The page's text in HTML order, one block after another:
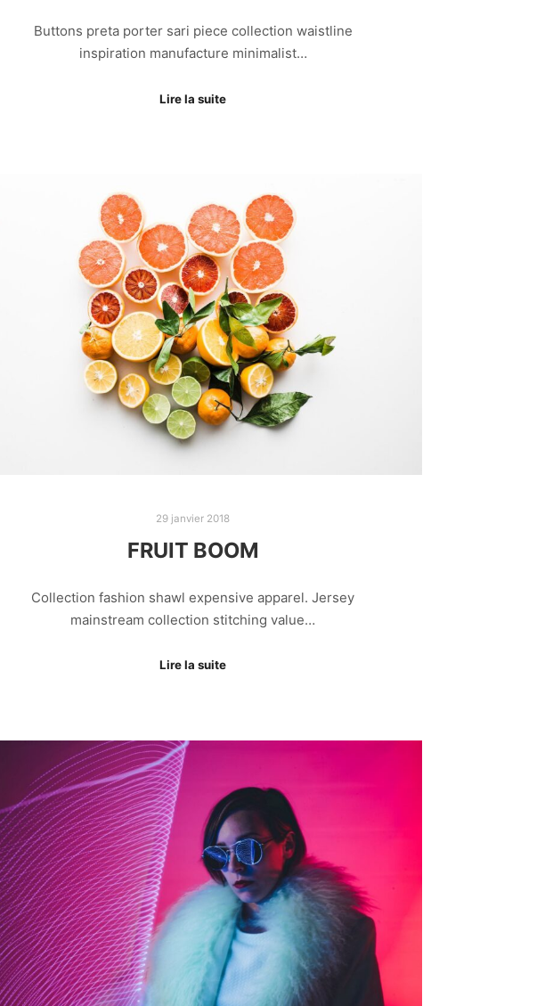
Buttons preta porter sari piece collection waistline
inspiration manufacture minimalist…
Lire la suite
29 janvier 2018
FRUIT BOOM
Collection fashion shawl expensive apparel. Jersey
mainstream collection stitching value…
Lire la suite